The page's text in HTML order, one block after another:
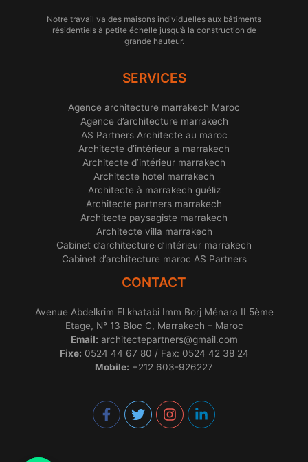
Notre travail va des maisons individuelles aux bâtiments
résidentiels à petite échelle jusqu’à la construction de
grande hauteur.
SERVICES
Agence architecture marrakech Maroc
Agence d’architecture marrakech
AS Partners Architecte au maroc
Architecte d’intérieur a marrakech
Architecte d’intérieur marrakech
Architecte hotel marrakech
Architecte à marrakech guéliz
Architecte partners marrakech
Architecte paysagiste marrakech
Architecte villa marrakech
Cabinet d’architecture d’intérieur marrakech
Cabinet d’architecture maroc AS Partners
CONTACT
Avenue Abdelkrim El khatabi Imm Borj Ménara II 5ème
Etage, N° 13 Bloc C, Marrakech – Maroc
Email: architectepartners@gmail.com
Fixe: 0524 44 67 80 / Fax: 0524 42 38 24
Mobile: +212 603-926227